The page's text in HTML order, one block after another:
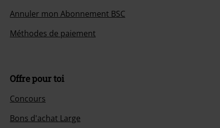
Annuler mon Abonnement BSC
Méthodes de paiement
Offre pour toi
Concours
Bons d'achat Large